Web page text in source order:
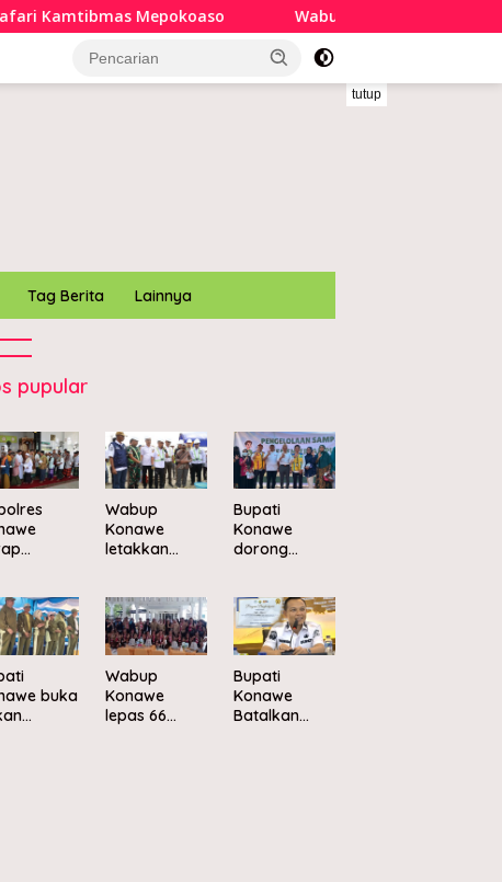
Wabup Konawe letakkan batu pertama
tutup
Tag Berita Lainnya
pupular
Safari
Wabup
Konawe
letakkan
Kampung
Nelayan
Merah Putih
di Muara
Sampara
Bupati
Konawe
dorong
berbasis
ekonomi
sirkular
buka
Wabup
Konawe
lepas 66
Bupati
Konawe
Batalkan